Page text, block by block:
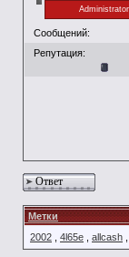
Administrator
Сообщений:
Репутация:
Ответ
Метки
2002
4l65e allcash